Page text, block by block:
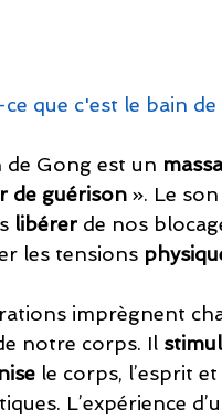
que c'est le bain de
de Gong est un
de guérison ». Le
libérer de nos
les tensions
imprègnent
notre corps. Il
le corps, l’esprit
L’expérience